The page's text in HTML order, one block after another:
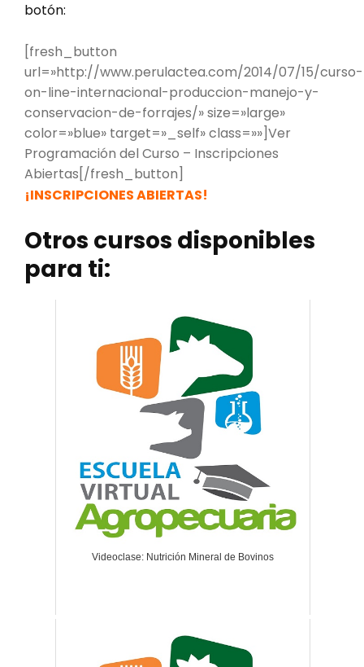
botón:
[fresh_button
url=»http://www.perulactea.com/2014/07/15/curso-
on-line-internacional-produccion-manejo-y-
conservacion-de-forrajes/» size=»large»
color=»blue» target=»_self» class=»»]Ver
Programación del Curso – Inscripciones
Abiertas[/fresh_button]
¡INSCRIPCIONES ABIERTAS!
Otros cursos disponibles
para ti:
Videoclase: Nutrición Mineral de Bovinos